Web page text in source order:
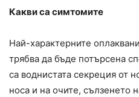
Какви са симтомите
Най-характерните
трябва да бъде потърсена
са воднистата секреция от
носа и на очите, сълзенето